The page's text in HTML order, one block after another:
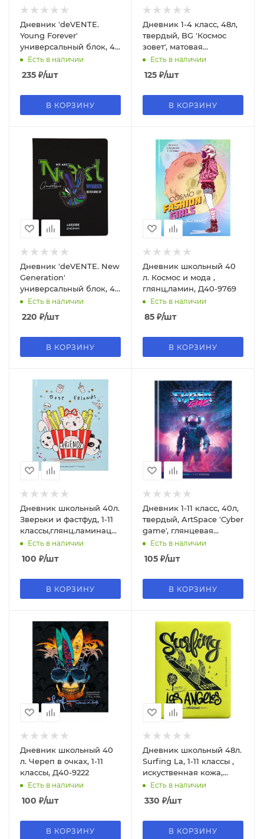
Дневник 'deVENTE.
Young Forever'
универсальный блок, 48
листов, белая бумага 80
г;м², 2020463
Есть в наличии
235 ₽/шт
В КОРЗИНУ
Дневник 1-4 класс, 48л,
твердый, BG 'Космос
зовет', матовая
ламинация, 11394
Есть в наличии
125 ₽/шт
В КОРЗИНУ
Дневник 'deVENTE. New
Generation'
универсальный блок, 48
листов, белая бумага 80
г;м², 2020485
Есть в наличии
220 ₽/шт
В КОРЗИНУ
Дневник школьный 40
л. Космос и мода ,
глянц,ламин, Д40-9769
Есть в наличии
85 ₽/шт
В КОРЗИНУ
Дневник школьный 40л.
Зверьки и фастфуд, 1-11
классы,глянц.ламинация,
Д40-0325
Есть в наличии
100 ₽/шт
В КОРЗИНУ
Дневник 1-11 класс, 40л,
твердый, ArtSpace 'Cyber
game', глянцевая
ламинация, 49116
Есть в наличии
105 ₽/шт
В КОРЗИНУ
Дневник школьный 40
л. Череп в очках, 1-11
классы, Д40-9222
Есть в наличии
100 ₽/шт
В КОРЗИНУ
Дневник школьный 48л.
Surfing La, 1-11 классы ,
искуственная кожа,
Д48-9890
Есть в наличии
330 ₽/шт
В КОРЗИНУ